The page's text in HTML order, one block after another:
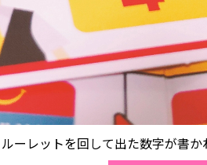
ーレットを回して出た数字が書か